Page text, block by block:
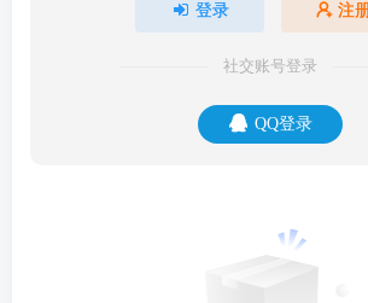
登录 注
社交账号登录
QQ登录